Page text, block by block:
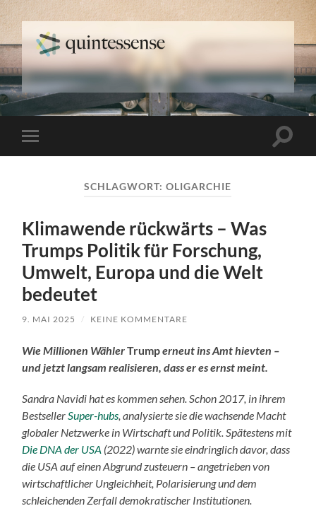
quintessense
Mobile-
Menü
SCHLAGWORT:OLIGARCHIE
Klimawende rückwärts – Was
Trumps Politik für Forschung,
Umwelt, Europa und die Welt
bedeutet
9. MAI 2025 / KEINE KOMMENTARE
Wie Millionen WählerTrumperneut ins Amt hievten –
und jetzt langsam realisieren, dass er es ernst meint.
Sandra Navidihat es kommen sehen.Schon 2017, in ihrem
BestsellerSuper-hubs, analysierte sie die wachsende Macht
globaler Netzwerke in Wirtschaft und Politik. Spätestens mit
Die DNA der USA (2022) warnte sie eindringlich davor, dass
die USA auf einen Abgrund zusteuern – angetrieben von
wirtschaftlicher Ungleichheit, Polarisierung und dem
schleichenden Zerfall demokratischer Institutionen.